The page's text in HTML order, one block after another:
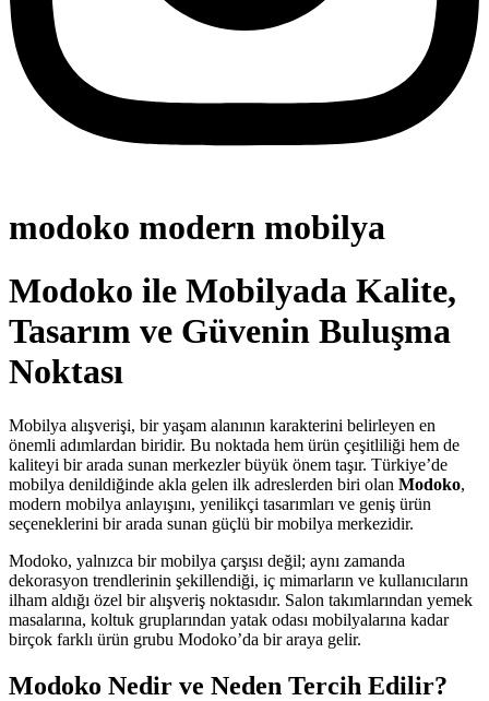
modoko modern mobilya
Modoko ile Mobilyada Kalite,
Tasarım ve Güvenin Buluşma
Noktası
Mobilya alışverişi, bir yaşam alanının karakterini belirleyen en
önemli adımlardan biridir. Bu noktada hem ürün çeşitliliği hem de
kaliteyi bir arada sunan merkezler büyük önem taşır. Türkiye’de
mobilya denildiğinde akla gelen ilk adreslerden biri olan Modoko,
modern mobilya anlayışını, yenilikçi tasarımları ve geniş ürün
seçeneklerini bir arada sunan güçlü bir mobilya merkezidir.
Modoko, yalnızca bir mobilya çarşısı değil; aynı zamanda
dekorasyon trendlerinin şekillendiği, iç mimarların ve kullanıcıların
ilham aldığı özel bir alışveriş noktasıdır. Salon takımlarından yemek
masalarına, koltuk gruplarından yatak odası mobilyalarına kadar
birçok farklı ürün grubu Modoko’da bir araya gelir.
Modoko Nedir ve Neden Tercih Edilir?